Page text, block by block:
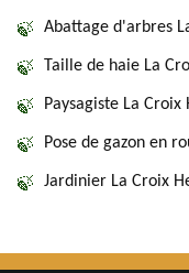
Abattage d'arbres
Taille de haie La
Paysagiste La Croix
Pose de gazon en
Jardinier La Croix